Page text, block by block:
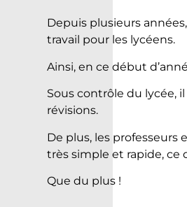
Depuis plusieurs
travail pour les lycéens.
Ainsi, en ce début
Sous contrôle du lycée,
révisions.
De plus, les
très simple et rapide,
Que du plus !